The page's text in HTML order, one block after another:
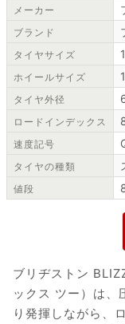
メーカー
ブランド
タイヤサイズ
ホイールサイズ
タイヤ外径
ロードインデックス
速度記号
タイヤの種類
値段
ブリヂストン
ックス ツー）は、
り発揮しながら、